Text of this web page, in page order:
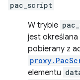
pac_script
W trybie
jest
pobierany z
elementu